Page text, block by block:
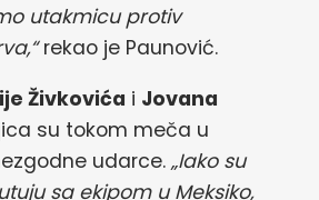
utakmicu protiv
rekao je Paunović.
Živkovića i Jovana
su tokom meča u
udarce. „Iako su
sa ekipom u Meksiko,